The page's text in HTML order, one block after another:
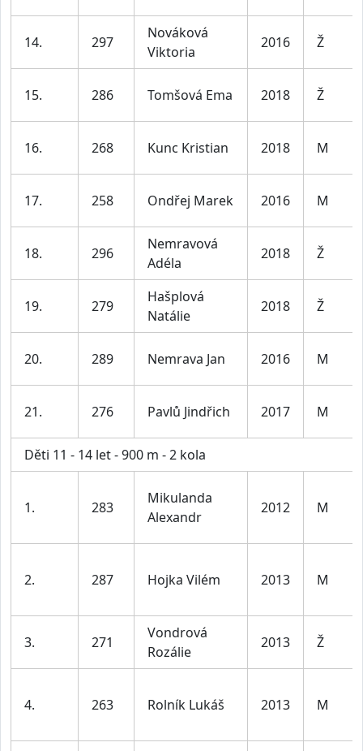
14. 297
Nováková
Viktoria
2016 Ž
15. 286 Tomšová Ema 2018 Ž
16. 268 Kunc Kristian 2018 M
17. 258 Ondřej Marek 2016 M
18. 296
Nemravová
Adéla
2018 Ž
19. 279
Hašplová
Natálie
2018 Ž
20. 289 Nemrava Jan 2016 M
21. 276 Pavlů Jindřich 2017 M
Děti 11 - 14 let - 900 m - 2 kola
1. 283
Mikulanda
Alexandr
2012 M
2. 287 Hojka Vilém 2013 M
3. 271
Vondrová
Rozálie
2013 Ž
4. 263 Rolník Lukáš 2013 M